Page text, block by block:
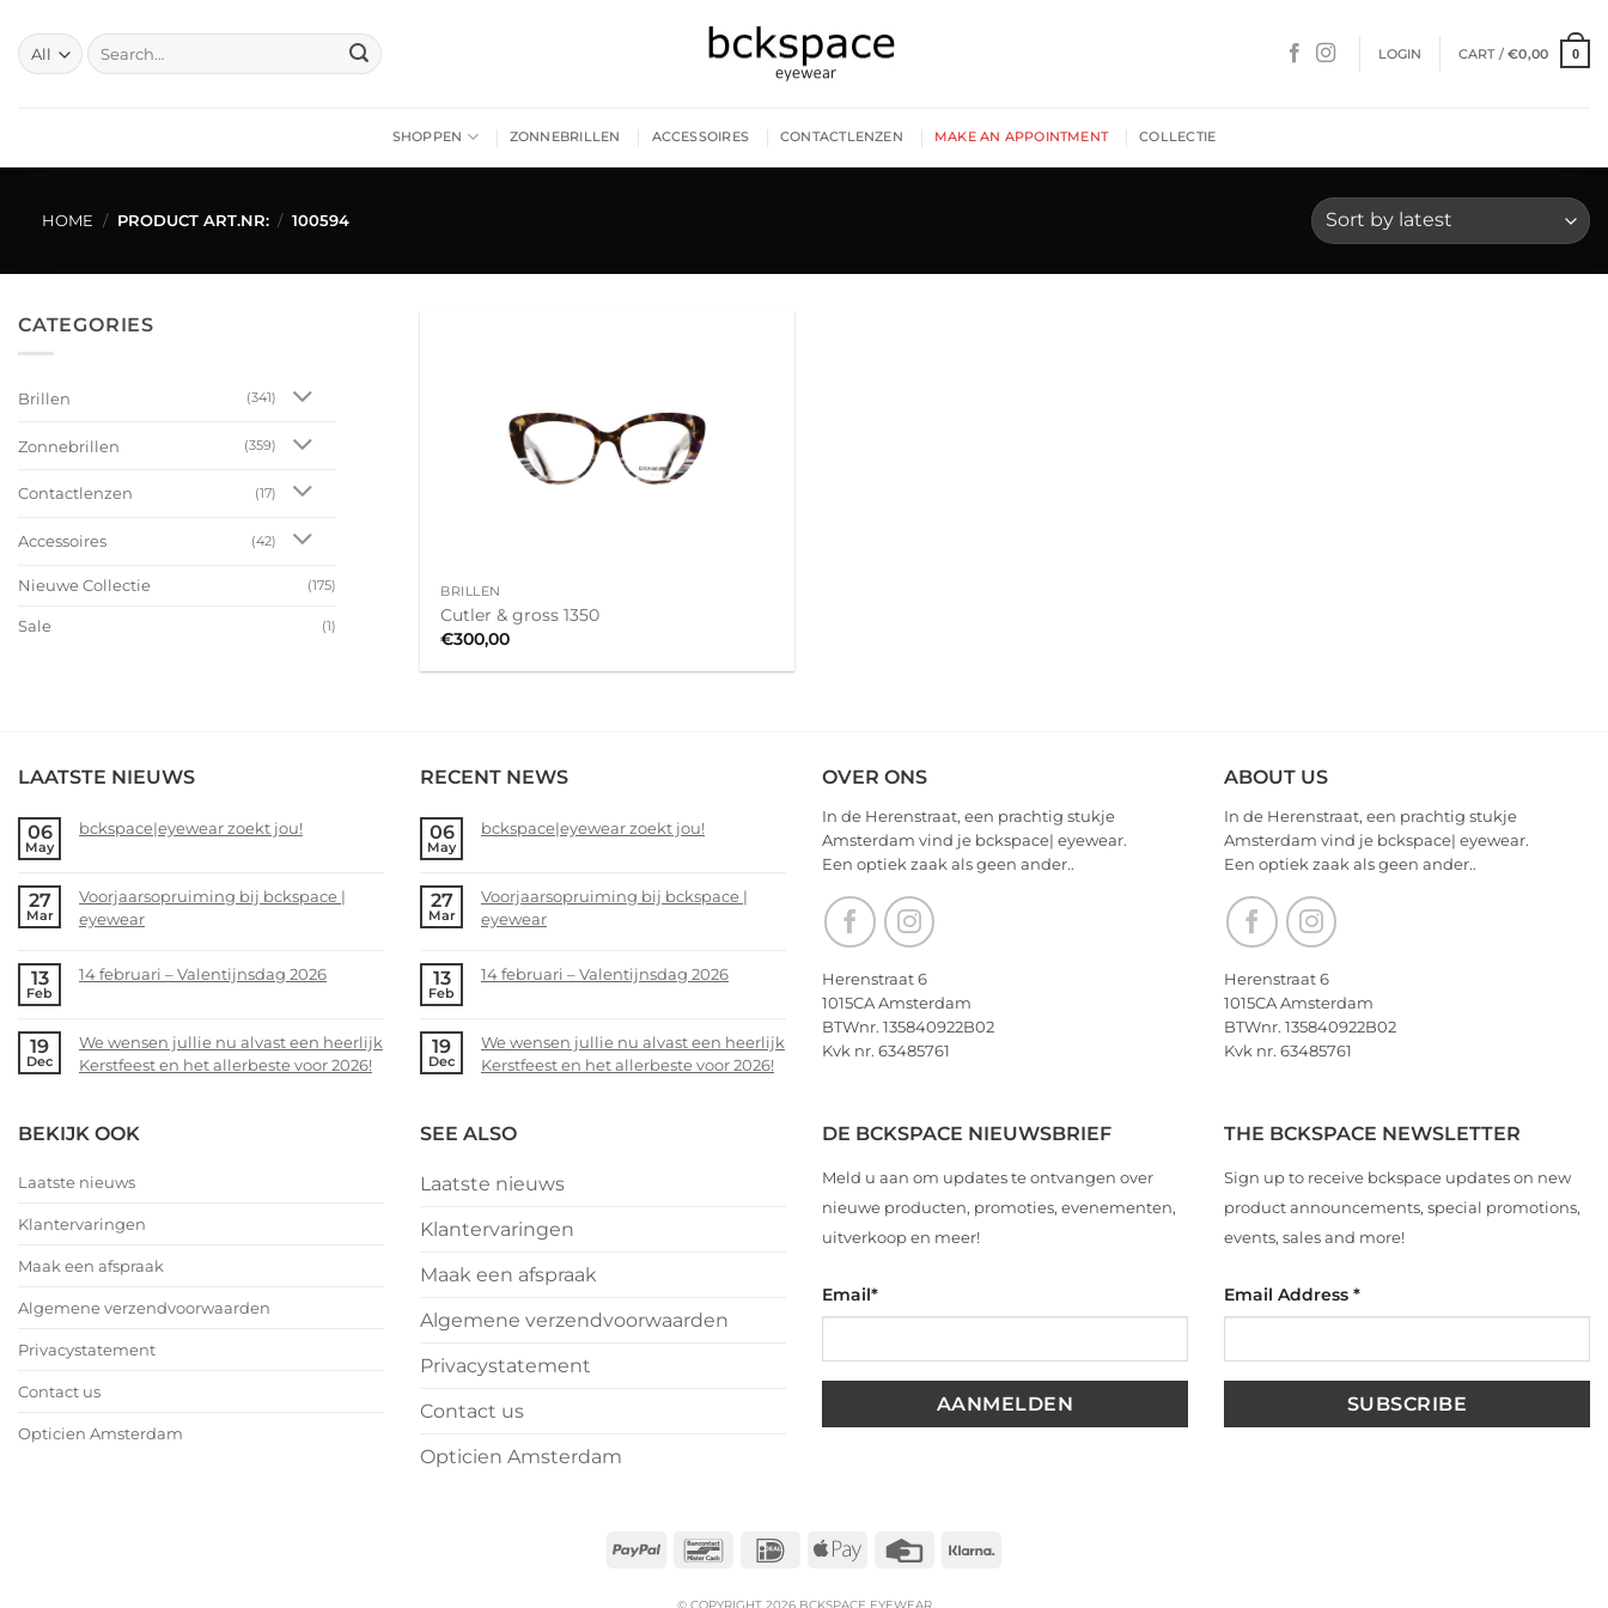
content
Search
for:
LOGIN CART /€0,00 0
SHOPPEN ZONNEBRILLEN ACCESSOIRES CONTACTLENZEN MAKE AN APPOINTMENT COLLECTIE
HOME / PRODUCT ART.NR: / 100594
CATEGORIES
Brillen (341)
Zonnebrillen (359)
Contactlenzen (17)
Accessoires (42)
Nieuwe Collectie (175)
Sale (1)
BRILLEN
Cutler & gross 1350
€300,00
LAATSTE NIEUWS
06
May
bckspace|eyewear zoekt jou!
on
bckspace|eyewear
jou!
27
Mar
Voorjaarsopruiming bij bckspace |
eyewear
Comments
bij
bckspace
13
Feb
14 februari – Valentijnsdag 2026
on
14
Valentijnsdag
19
Dec
We wensen jullie nu alvast een heerlijk
Kerstfeest en het allerbeste voor 2026!
on
wensen
nu
een
Kerstfeest
en
allerbeste
2026!
RECENT NEWS
06
May
bckspace|eyewear zoekt jou!
on
bckspace|eyewear
jou!
27
Mar
Voorjaarsopruiming bij bckspace |
eyewear
Comments
bij
bckspace
13
Feb
14 februari – Valentijnsdag 2026
on
14
Valentijnsdag
19
Dec
We wensen jullie nu alvast een heerlijk
Kerstfeest en het allerbeste voor 2026!
on
wensen
nu
een
Kerstfeest
het
voor
OVER ONS
In de Herenstraat, een prachtig stukje
Amsterdam vind je bckspace| eyewear.
Een optiek zaak als geen ander..
Herenstraat 6
1015CA Amsterdam
BTWnr. 135840922B02
Kvk nr. 63485761
ABOUT US
In de Herenstraat, een prachtig stukje
Amsterdam vind je bckspace| eyewear.
Een optiek zaak als geen ander..
Herenstraat 6
1015CA Amsterdam
BTWnr. 135840922B02
Kvk nr. 63485761
BEKIJK OOK
Laatste nieuws
Klantervaringen
Maak een afspraak
Algemene verzendvoorwaarden
Privacystatement
Contact us
Opticien Amsterdam
SEE ALSO
Laatste nieuws
Klantervaringen
Maak een afspraak
Algemene verzendvoorwaarden
Privacystatement
Contact us
Opticien Amsterdam
DE BCKSPACE NIEUWSBRIEF
Meld u aan om updates te ontvangen over
nieuwe producten, promoties, evenementen,
uitverkoop en meer!
Email*
THE BCKSPACE NEWSLETTER
Sign up to receive bckspace updates on new
product announcements, special promotions,
events, sales and more!
Email Address *
PayPal Bancontact
IDeal
Apple
Credit
© COPYRIGHT 2026 BCKSPACE EYEWEAR